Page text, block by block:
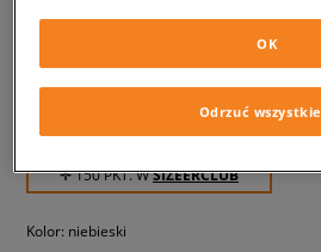
149,99 zł z VAT
✛ 150 PKT. WSIZEERCLUB
Kolor: niebieski
Odrzuć wszystkie
OK